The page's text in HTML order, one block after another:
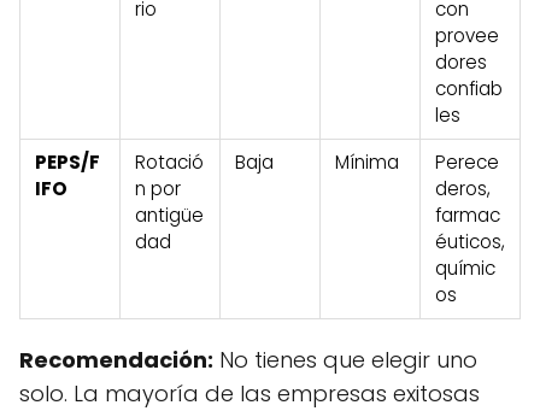
rio
con
provee
dores
confiab
les
PEPS/F
IFO
Rotació
n por
antigüe
dad
Baja Mínima
Perece
deros,
farmac
éuticos,
químic
os
Recomendación: No tienes que elegir uno
solo. La mayoría de las empresas exitosas